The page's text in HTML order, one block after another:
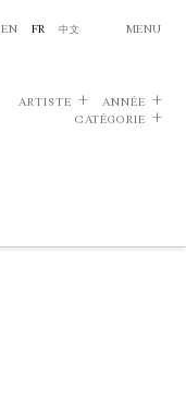
EN FR 中文 MENU
ARTISTE
ANNÉE
CATÉGORIE